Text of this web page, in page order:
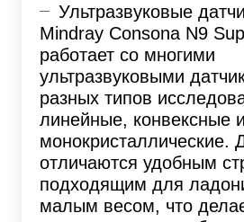
Ультразвуковые
Mindray Consona N9
работает со многими
ультразвуковыми
разных типов
линейные, конвексные и
монокристаллические.
отличаются удобным
подходящим для
малым весом, что